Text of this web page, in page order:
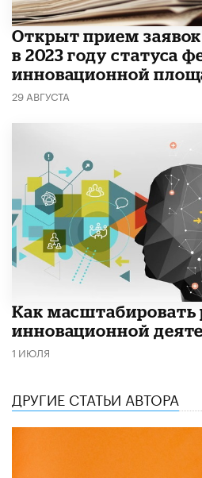
Открыт прием
в 2023 году статуса
инновационной
29 АВГУСТА
Как масштабировать
инновационной
1 ИЮЛЯ
ДРУГИЕ СТАТЬИ АВТОРА